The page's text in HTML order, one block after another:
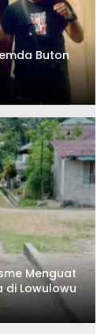
Buton
Menguat
di Lowulowu